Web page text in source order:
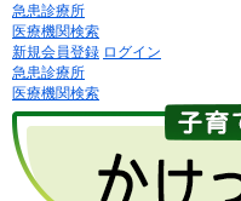
急患診療所
医療機関検索
新規会員登録 ログイン
急患診療所
医療機関検索